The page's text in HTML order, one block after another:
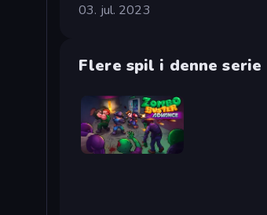
03. jul. 2023
Flere spil i denne serie
Zombo Buster Advance